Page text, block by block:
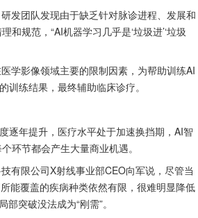
发团队发现由于缺乏针对脉诊进程、发展和
规范，“AI机器学习几乎是‘垃圾进’‘垃圾
学影像领域主要的限制因素，为帮助训练AI
训练结果，最终辅助临床诊疗。
逐年提升，医疗水平处于加速换挡期，AI智
环节都会产生大量商业机遇。
有限公司X射线事业部CEO向军说，尽管当
能覆盖的疾病种类依然有限，很难明显降低
突破没法成为“刚需”。